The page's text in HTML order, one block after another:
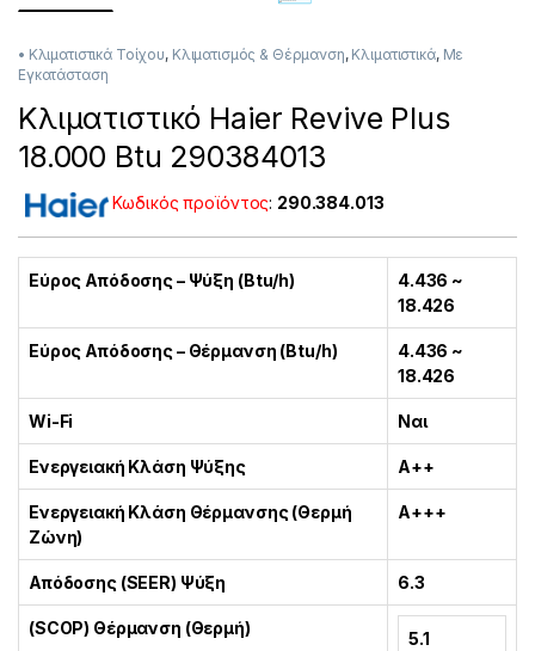
• Κλιματιστικά Τοίχου, Κλιματισμός & Θέρμανση, Κλιματιστικά, Με
Εγκατάσταση
Κλιματιστικό Haier Revive Plus
18.000 Btu 290384013
Κωδικός προϊόντος: 290.384.013
Εύρος Απόδοσης – Ψύξη (Btu/h)
4.436 ~
18.426
Εύρος Απόδοσης – Θέρμανση (Btu/h)
4.436 ~
18.426
Wi-Fi Ναι
Ενεργειακή Κλάση Ψύξης A++
Ενεργειακή Κλάση Θέρμανσης (Θερμή
Ζώνη)
A+++
Απόδοσης (SEER) Ψύξη 6.3
(SCOP) Θέρμανση (Θερμή)
5.1